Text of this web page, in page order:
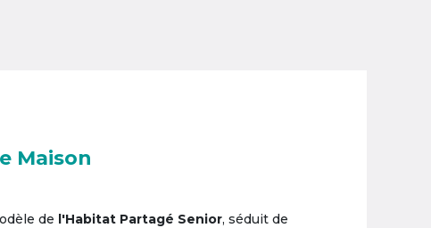
Maison
de l'Habitat Partagé Senior, séduit de